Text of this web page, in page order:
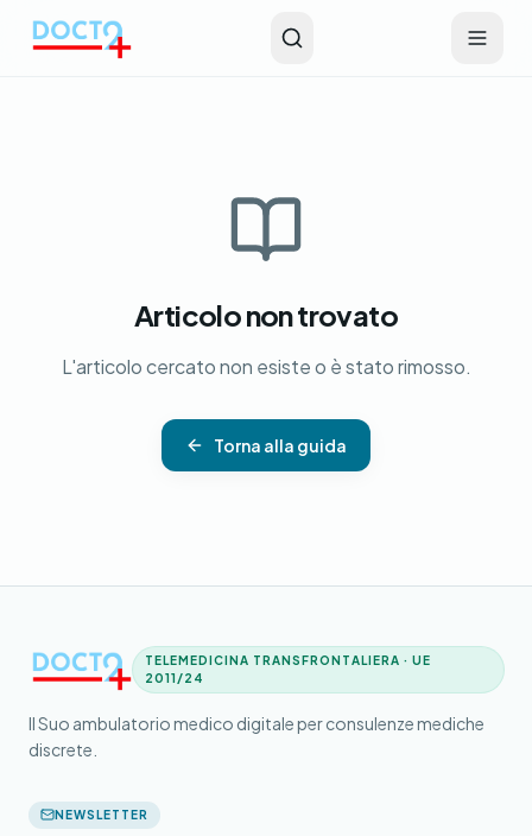
Articolo non trovato
L'articolo cercato non esiste o è stato rimosso.
Torna alla guida
TELEMEDICINA TRANSFRONTALIERA · UE
2011/24
Il Suo ambulatorio medico digitale per consulenze mediche
discrete.
NEWSLETTER